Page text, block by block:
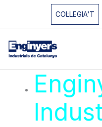
COL·LEGIA'T